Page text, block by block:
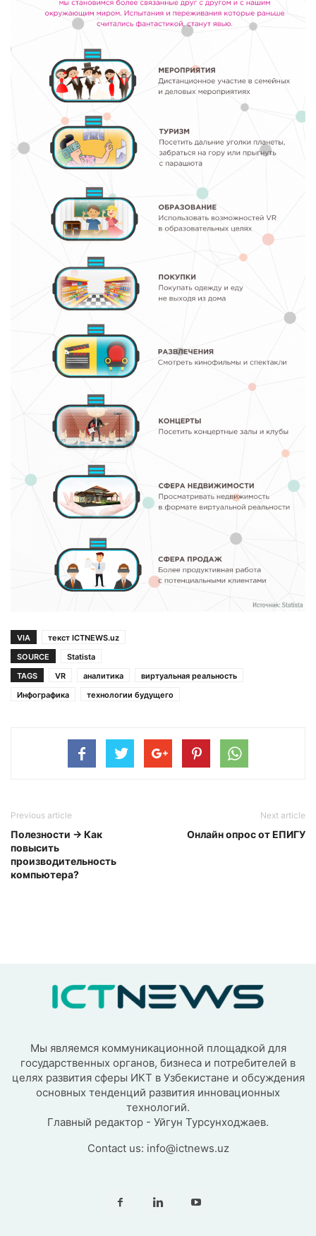
VIA
текст ICTNEWS.uz
SOURCE
Statista
TAGS
VR аналитика
виртуальная реальность
Инфографика
технологии будущего
Previous article
Полезности → Как
повысить
производительность
компьютера?
Next article
Онлайн опрос от ЕПИГУ
Мы являемся коммуникационной площадкой для
государственных органов, бизнеса и потребителей в
целях развития сферы ИКТ в Узбекистане и обсуждения
основных тенденций развития инновационных
технологий.
Главный редактор - Уйгун Турсунходжаев.
Contact us: info@ictnews.uz